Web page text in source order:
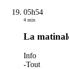
05h54
4 min
La
Info
-Tout